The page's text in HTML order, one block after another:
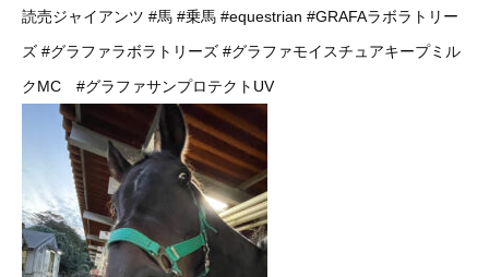
読売ジャイアンツ #馬 #乗馬 #equestrian #GRAFAラボラトリー
ズ #グラファラボラトリーズ #グラファモイスチュアキープミル
クMC
#グラファサンプロテクトUV